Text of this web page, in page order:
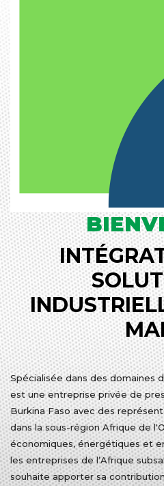
Spécialisée dans des domaines
est une entreprise privée de
Burkina Faso avec des
dans la sous-région Afrique de
économiques, énergétiques et
les entreprises de l’Afrique
souhaite apporter sa